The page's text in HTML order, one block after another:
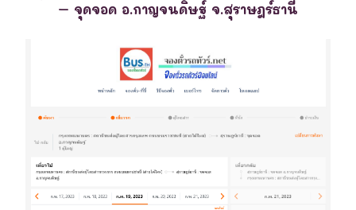
– จุดจอด อ.กาญจนดิษฐ์ จ.สุราษฎร์ธานี